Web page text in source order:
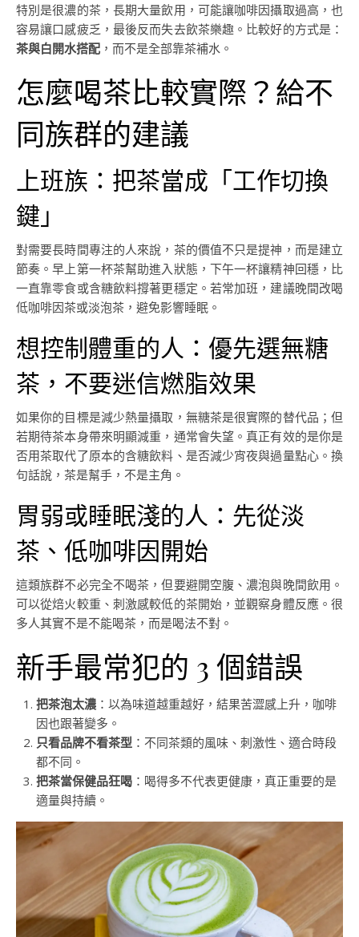
特別是很濃的茶，長期大量飲用，可能讓咖啡因攝取過高，也
容易讓口感疲乏，最後反而失去飲茶樂趣。比較好的方式是：
茶與白開水搭配 ，而不是全部靠茶補水。
怎麼喝茶比較實際？給不
同族群的建議
上班族：把茶當成「工作切換
鍵」
對需要長時間專注的人來說，茶的價值不只是提神，而是建立
節奏。早上第一杯茶幫助進入狀態，下午一杯讓精神回穩，比
一直靠零食或含糖飲料撐著更穩定。若常加班，建議晚間改喝
低咖啡因茶或淡泡茶，避免影響睡眠。
想控制體重的人：優先選無糖
茶，不要迷信燃脂效果
如果你的目標是減少熱量攝取，無糖茶是很實際的替代品；但
若期待茶本身帶來明顯減重，通常會失望。真正有效的是你是
否用茶取代了原本的含糖飲料、是否減少宵夜與過量點心。換
句話說，茶是幫手，不是主角。
胃弱或睡眠淺的人：先從淡
茶、低咖啡因開始
這類族群不必完全不喝茶，但要避開空腹、濃泡與晚間飲用。
可以從焙火較重、刺激感較低的茶開始，並觀察身體反應。很
多人其實不是不能喝茶，而是喝法不對。
新手最常犯的 3 個錯誤
把茶泡太濃 ：以為味道越重越好，結果苦澀感上升，咖啡
因也跟著變多。
只看品牌不看茶型 ：不同茶類的風味、刺激性、適合時段
都不同。
把茶當保健品狂喝 ：喝得多不代表更健康，真正重要的是
適量與持續。